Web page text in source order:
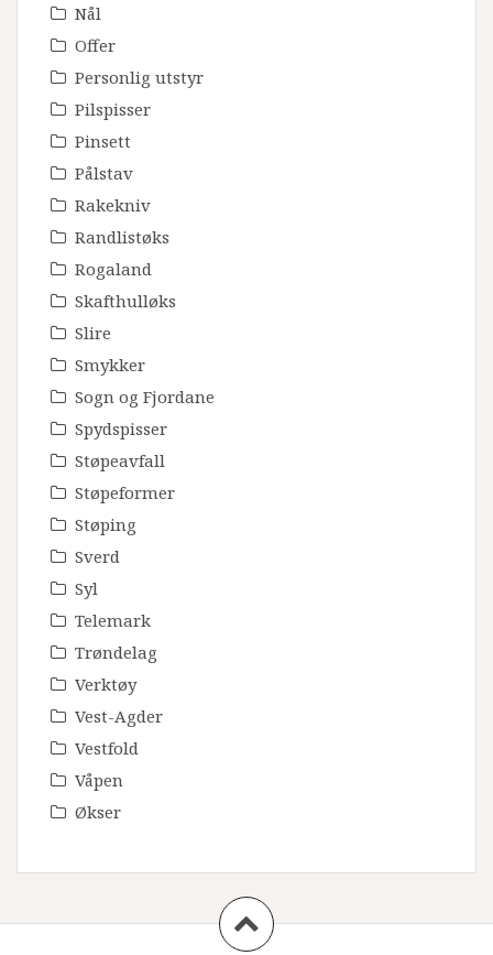
Nål
Offer
Personlig utstyr
Pilspisser
Pinsett
Pålstav
Rakekniv
Randlistøks
Rogaland
Skafthulløks
Slire
Smykker
Sogn og Fjordane
Spydspisser
Støpeavfall
Støpeformer
Støping
Sverd
Syl
Telemark
Trøndelag
Verktøy
Vest-Agder
Vestfold
Våpen
Økser